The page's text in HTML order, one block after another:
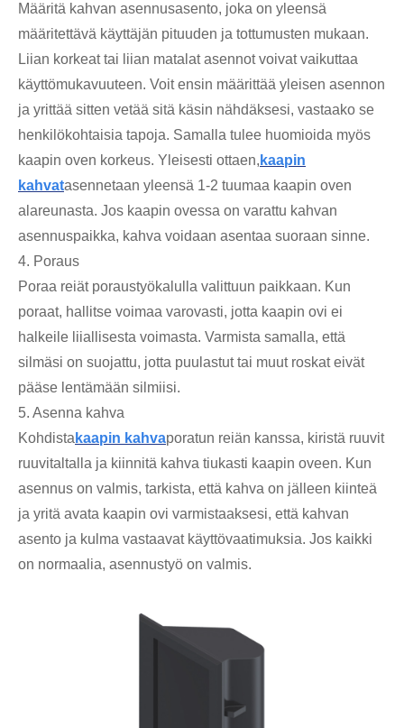
Määritä kahvan asennusasento, joka on yleensä
määritettävä käyttäjän pituuden ja tottumusten mukaan.
Liian korkeat tai liian matalat asennot voivat vaikuttaa
käyttömukavuuteen. Voit ensin määrittää yleisen asennon
ja yrittää sitten vetää sitä käsin nähdäksesi, vastaako se
henkilökohtaisia ​​tapoja. Samalla tulee huomioida myös
kaapin oven korkeus. Yleisesti ottaen, kaapin
kahvatasennetaan yleensä 1-2 tuumaa kaapin oven
alareunasta. Jos kaapin ovessa on varattu kahvan
asennuspaikka, kahva voidaan asentaa suoraan sinne.
4. Poraus
Poraa reiät poraustyökalulla valittuun paikkaan. Kun
poraat, hallitse voimaa varovasti, jotta kaapin ovi ei
halkeile liiallisesta voimasta. Varmista samalla, että
silmäsi on suojattu, jotta puulastut tai muut roskat eivät
pääse lentämään silmiisi.
5. Asenna kahva
Kohdista kaapin kahvaporatun reiän kanssa, kiristä ruuvit
ruuvitaltalla ja kiinnitä kahva tiukasti kaapin oveen. Kun
asennus on valmis, tarkista, että kahva on jälleen kiinteä
ja yritä avata kaapin ovi varmistaaksesi, että kahvan
asento ja kulma vastaavat käyttövaatimuksia. Jos kaikki
on normaalia, asennustyö on valmis.